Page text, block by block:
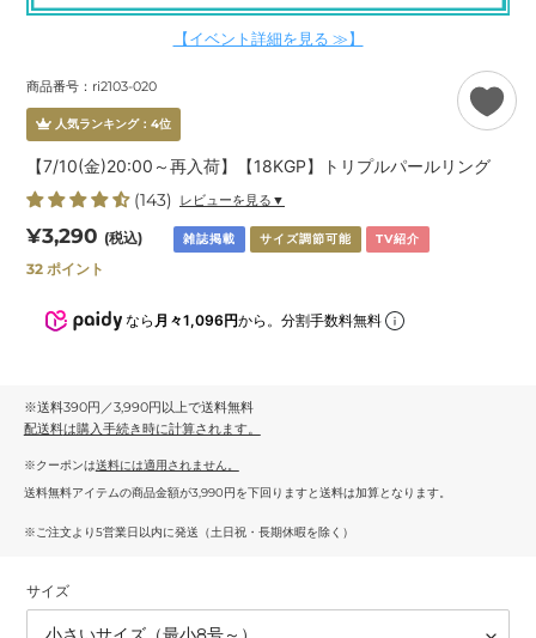
【イベント詳細を見る ≫】
商品番号：ri2103-020
人気ランキング： 4位
【7/10(金)20:00～再入荷】【18KGP】トリプルパールリング
(143) レビューを見る▼
通
常
¥3,290 (税込) 雑誌掲載 サイズ調節可能 TV紹介
32 ポイント
なら 月々1,096円から。分割手数料無料
※送料390円／3,990円以上で送料無料
配送料は購入手続き時に計算されます。
※クーポンは送料には適用されません。
送料無料アイテムの商品金額が3,990円を下回りますと送料は加算となります。
※ご注文より5営業日以内に発送（土日祝・長期休暇を除く）
サイズ